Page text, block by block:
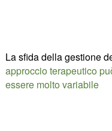
La sfida della gestione
approccio terapeutico
essere molto variabile